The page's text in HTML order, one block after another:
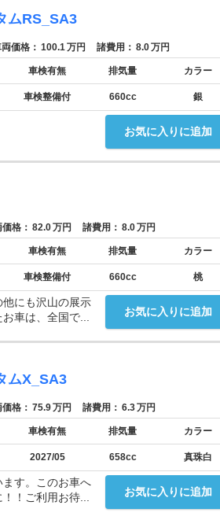
ムRS_SA3
価格： 100.1万円 諸費用： 8.0万円
車検有無 排気量 カラー
車検整備付 660cc 銀
お気に入りに追加
格： 82.0万円 諸費用： 8.0万円
車検有無 排気量 カラー
車検整備付 660cc 桃
お気に入りに追加
にも沢山の展示
車は、全国で...
ムX_SA3
格： 75.9万円 諸費用： 6.3万円
車検有無 排気量 カラー
2027/05 658cc 真珠白
お気に入りに追加
す。このお車へ
！ご利用お待...